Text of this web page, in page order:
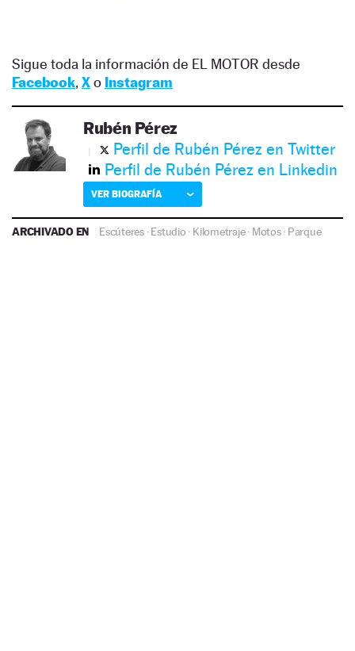
Sigue toda la información de EL MOTOR desde
Facebook, Xo Instagram
Rubén Pérez
Perfil de Rubén Pérez en Twitter
Perfil de Rubén Pérez en Linkedin
VER BIOGRAFÍA
ARCHIVADO EN Escúteres·Estudio · Kilometraje· Motos· Parque